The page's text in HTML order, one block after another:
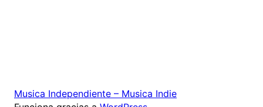
Musica Independiente – Musica Indie